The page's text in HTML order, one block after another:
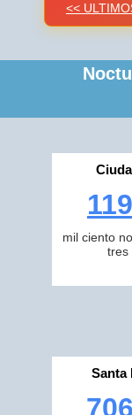
<<
mil ciento
tres
Santa